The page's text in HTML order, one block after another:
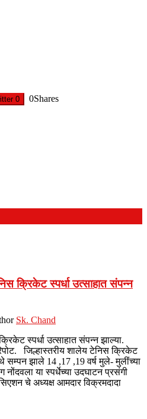
0 0Shares
क्रिकेट स्पर्धा उत्साहात संपन्न
Sk. Chand
स्पर्धा उत्साहात संपन्न झाल्या.
जिल्हास्तरीय शालेय टेनिस क्रिकेट
झाले 14 ,17 ,19 वर्ष मुले- मुलींच्या
या स्पर्धेच्या उदघाटन प्रसंगी
चे अध्यक्ष आमदार विक्रमदादा